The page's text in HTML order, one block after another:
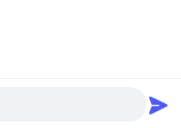
. सर्वाधिकार सुरक्षित।